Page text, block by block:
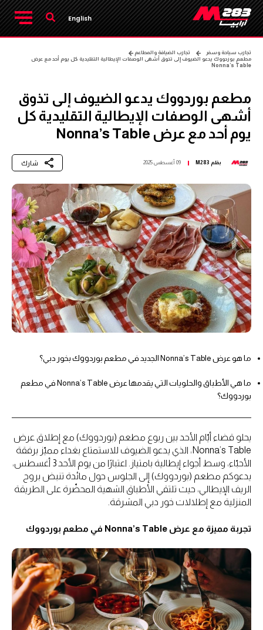
English
تجارب سياحة وسفر
تجارب الضيافة والمطاعم
مطعم بوردووك يدعو الضيوف إلى تذوق أشهى الوصفات الإيطالية التقليدية كل يوم أحد مع عرض
Nonna’s Table
مطعم بوردووك يدعو الضيوف إلى تذوق
أشهى الوصفات الإيطالية التقليدية كل
يوم أحد مع عرض Nonna’s Table
بقلم M283 09 أغسطس 2025 شارك
ما هو عرض Nonna’s Table الجديد في مطعم بوردووك بخور دبي؟
ما هي الأطباق والحلويات التي يقدمها عرض Nonna’s Table في مطعم
بوردووك؟
يحلو قضاء أيّام الأحد بين ربوع مطعم (بوردووك) مع إطلاق عرض
Nonna’s Table، الذي يدعو الضيوف للاستمتاع بغداء مميّز برفقة
الأحبّاء، وسط أجواء إيطالية بامتياز. اعتبارًا من يوم الأحد 3 أغسطس،
يدعوكم مطعم (بوردووك) إلى الجلوس حول مائدة تنبض بروح
الريف الإيطالي، حيث تلتقي الأطباق الشهية المحضّرة على الطريقة
المنزلية مع إطلالات خور دبي المشرقة.
تجربة مميزة مع عرض Nonna’s Table في مطعم بوردووك